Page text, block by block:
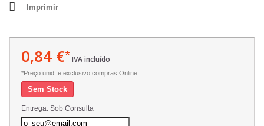
Imprimir
0,84 €*IVA incluído
*Preço unid. e exclusivo compras Online
Sem Stock
Entrega: Sob Consulta